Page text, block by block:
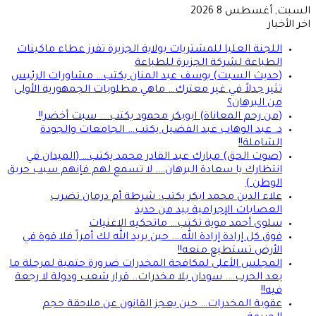
السبت, أغسطس 8 2026
اخر الأخبار
اللجنة العليا للمشتريات بولاية الجزيرة تفرز عطاء ماكينات
الطباعة لشركة الجزيرة للطباعة
(حديث السبت) يوسف عبد المنان يكتب… مشاورات الرئيس
تثير جدلاً في غير معترك… ماهي مطلوبات الجمهورية الأولى
من البرهان؟
(من رحم المعاناة) ابوبكر محمود يكتب…. سبت أخضر!!
د. عبد الوهاب عبد الفضيل يكتب… الجامعات والجودة
الشاملة!!
(صوت الحق) مبارك عبد القادر محمد يكتب… (الميدان في
انتظارك يا سعادة البرهان…. لا تسمع لهم فإنهم سبب حريق
الوطن )
علاء الدين محمد ابكر يكتب: شرطة أم درمان تضرب
العصابات الإجرامية بيد من حديد
سلوى أحمد موية تكتب… ماتحكيه الاغنيات
فوق كل إرادة إرادة الله…. حين يريد الله لك أمراً فلا قوة في
الأرض تستطيع منعه!!
المجلس الأعلى لمكافحة المخدرات ضرورة حتمية لمرحلة ما
بعد الحرب…. سودان بلا مخدرات.. قرار شعب ودولة لا رجعة
فيه!!
عقوبة المخدرات… حين يعجز القانون عن ملاحقة حجم